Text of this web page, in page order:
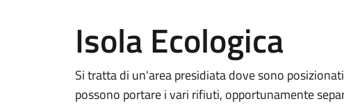
Isola Ecologica
Si tratta di un'area presidiata dove sono
possono portare i vari rifiuti, opportunamente